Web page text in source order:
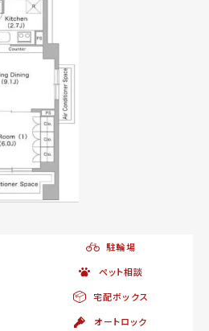
駐輪場
ペット相談
宅配ボックス
オートロック